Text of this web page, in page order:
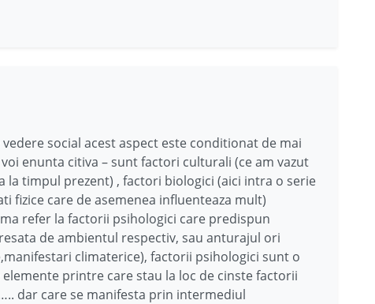
social acest aspect este conditionat de mai
enunta citiva – sunt factori culturali (ce am vazut
la timpul prezent) , factori biologici (aici intra o serie
fizice care de asemenea influenteaza mult)
refer la factorii psihologici care predispun
de ambientul respectiv, sau anturajul ori
climaterice), factorii psihologici sunt o
printre care stau la loc de cinste factorii
dar care se manifesta prin intermediul